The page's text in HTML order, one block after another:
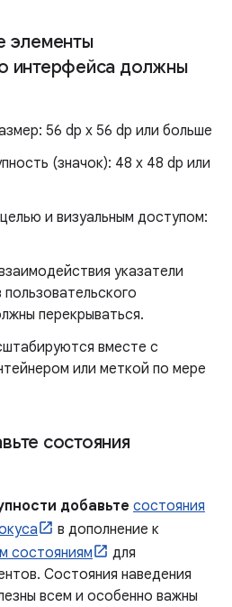
элементы
интерфейса должны
56 dp x 56 dp или больше
(значок): 48 х 48 dp или
и визуальным доступом:
указатели
перекрываться.
вместе с
или меткой по мере
состояния
добавьте состояния
в дополнение к
состояниям
для
Состояния наведения
всем и особенно важны